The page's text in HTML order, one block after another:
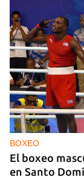
NICARAGUA
EE UU
cancilleres
decisiones de
BOXEO
El boxeo
en Santo